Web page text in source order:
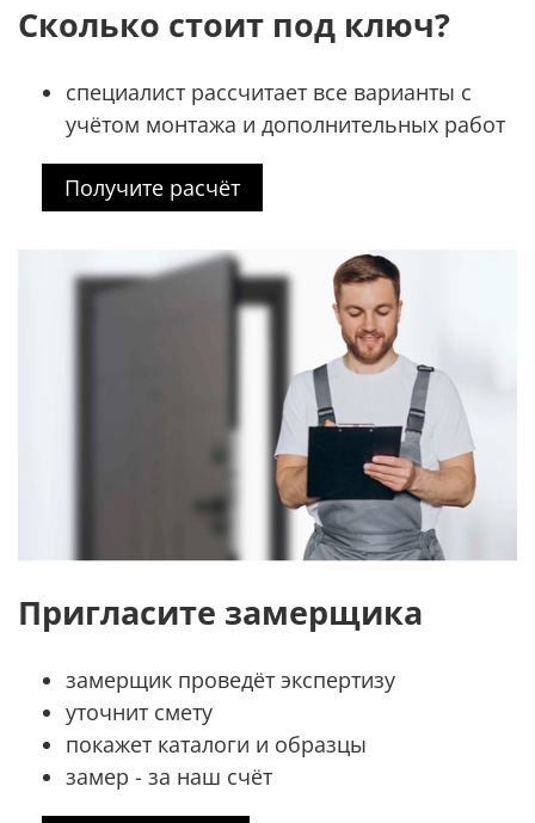
Сколько стоит под ключ?
специалист рассчитает все варианты с
учётом монтажа и дополнительных работ
Получите расчёт
Пригласите замерщика
замерщик проведёт экспертизу
уточнит смету
покажет каталоги и образцы
замер - за наш счёт